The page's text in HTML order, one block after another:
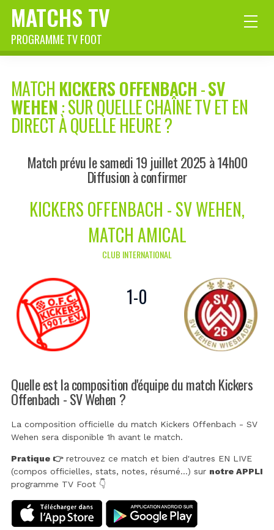
MATCHS TV
PROGRAMME TV FOOT
MATCH KICKERS OFFENBACH-SV
WEHEN: SUR QUELLE CHAÎNE TV ET EN
DIRECT À QUELLE HEURE ?
Match prévu le samedi 19 juillet 2025 à 14h00
Diffusion à confirmer
KICKERS OFFENBACH - SV WEHEN,
MATCH AMICAL
CLUB INTERNATIONAL
1-0
Quelle est la composition d'équipe du match Kickers
Offenbach - SV Wehen ?
La composition officielle du match Kickers Offenbach - SV
Wehen sera disponible 1h avant le match.
Pratique 👉retrouvez ce match et bien d'autres EN LIVE
(compos officielles, stats, notes, résumé...) sur notre APPLI
programme TV Foot 👇